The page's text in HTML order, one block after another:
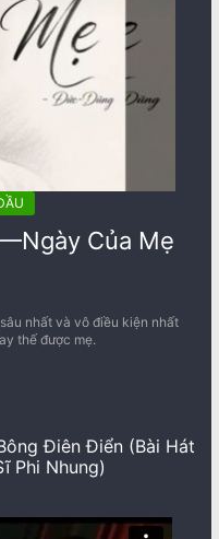
Của Mẹ
nhất và vô điều kiện nhất
thế được mẹ.
Điên Điển (Bài Hát
Phi Nhung)